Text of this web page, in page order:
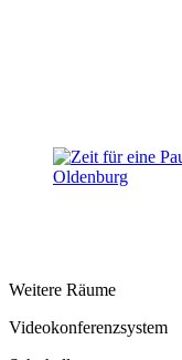
Weitere Räume
Videokonferenzsystem